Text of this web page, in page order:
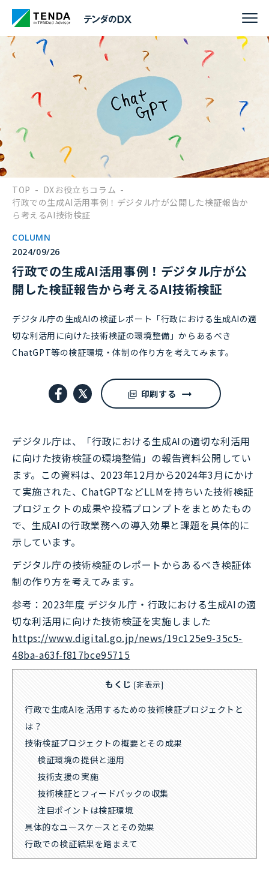
TOP - DXお役立ちコラム -
行政での生成AI活用事例！デジタル庁が公開した検証報告か
ら考えるAI技術検証
COLUMN
2024/09/26
行政での生成AI活用事例！デジタル庁が公
開した検証報告から考えるAI技術検証
デジタル庁の生成AIの検証レポート「行政における生成AIの適
切な利活用に向けた技術検証の環境整備」からあるべき
ChatGPT等の検証環境・体制の作り方を考えてみます。
印刷する
デジタル庁は、「行政における生成AIの適切な利活用
に向けた技術検証の環境整備」の報告資料公開してい
ます。この資料は、2023年12月から2024年3月にかけ
て実施された、ChatGPTなどLLMを持ちいた技術検証
プロジェクトの成果や投稿プロンプトをまとめたもの
で、生成AIの行政業務への導入効果と課題を具体的に
示しています。
デジタル庁の技術検証のレポートからあるべき検証体
制の作り方を考えてみます。
参考：2023年度 デジタル庁・行政における生成AIの適
切な利活用に向けた技術検証を実施しました
https://www.digital.go.jp/news/19c125e9-35c5-
48ba-a63f-f817bce95715
もくじ [非表示]
行政で生成AIを活用するための技術検証プロジェクトと
は？
技術検証プロジェクトの概要とその成果
検証環境の提供と運用
技術支援の実施
技術検証とフィードバックの収集
注目ポイントは検証環境
具体的なユースケースとその効果
行政での検証結果を踏まえて